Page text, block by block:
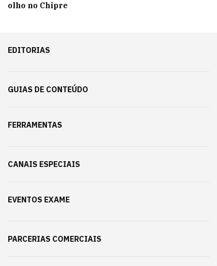
olho no Chipre
EDITORIAS
GUIAS DE CONTEÚDO
FERRAMENTAS
CANAIS ESPECIAIS
EVENTOS EXAME
PARCERIAS COMERCIAIS